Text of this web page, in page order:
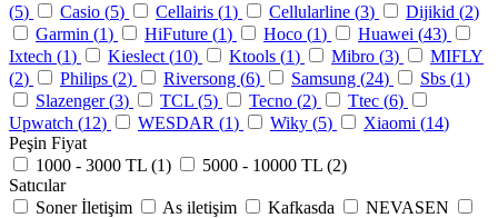
(5) Casio (5) Cellairis (1) Cellularline (3) Dijikid (2)
Garmin (1) HiFuture (1) Hoco (1) Huawei (43)
Ixtech (1) Kieslect (10) Ktools (1) Mibro (3)
MIFLY
(2) Philips (2) Riversong (6) Samsung (24) Sbs (1)
Slazenger (3) TCL (5) Tecno (2) Ttec (6)
Upwatch (12) WESDAR (1) Wiky (5) Xiaomi (14)
Peşin Fiyat
1000 - 3000 TL (1) 5000 - 10000 TL (2)
Satıcılar
Soner İletişim
As iletişim Kafkasda
NEVASEN